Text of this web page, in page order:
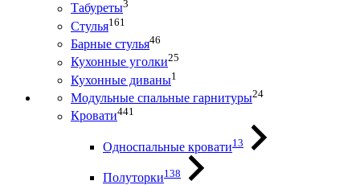
Табуреты3
Стулья161
Барные стулья46
Кухонные уголки25
Кухонные диваны1
Модульные спальные гарнитуры24
Кровати441
Односпальные кровати13
Полуторки138